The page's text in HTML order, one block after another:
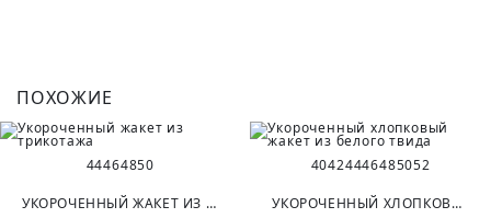
ПОХОЖИЕ
44464850
УКОРОЧЕННЫЙ ЖАКЕТ ИЗ ТРИКОТАЖА
40424446485052
УКОРОЧЕННЫЙ ХЛОПКОВЫЙ ЖАКЕТ ИЗ БЕЛОГО ТВИДА